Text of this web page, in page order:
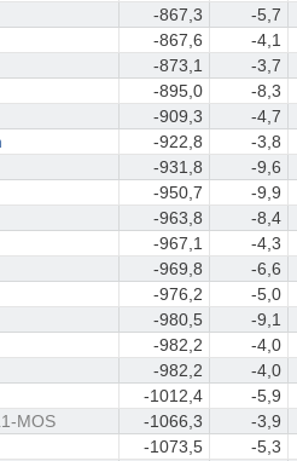
-867,3
-5,7
-867,6
-4,1
-873,1
-3,7
-895,0
-8,3
-909,3
-4,7
-922,8
-3,8
-931,8
-9,6
-950,7
-9,9
-963,8
-8,4
-967,1
-4,3
-969,8
-6,6
-976,2
-5,0
-980,5
-9,1
-982,2
-4,0
-982,2
-4,0
-1012,4
-5,9
MOS -1066,3
-3,9
-1073,5
-5,3